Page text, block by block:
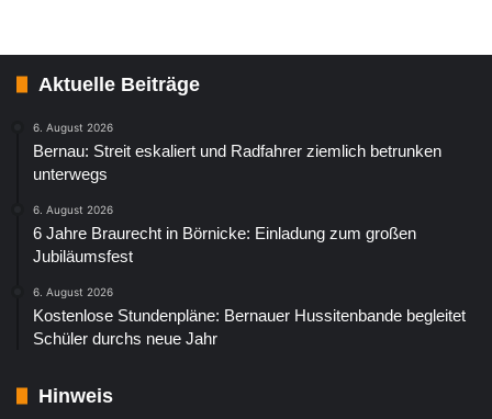
Aktuelle Beiträge
6. August 2026
Bernau: Streit eskaliert und Radfahrer ziemlich betrunken
unterwegs
6. August 2026
6 Jahre Braurecht in Börnicke: Einladung zum großen
Jubiläumsfest
6. August 2026
Kostenlose Stundenpläne: Bernauer Hussitenbande begleitet
Schüler durchs neue Jahr
Hinweis